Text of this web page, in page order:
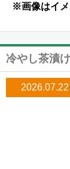
※画像はイメ
冷やし茶漬
2026.07.22